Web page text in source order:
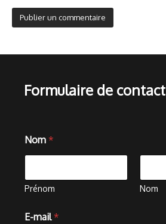
Formulaire de contact
Nom *
Prénom Nom
E-mail *